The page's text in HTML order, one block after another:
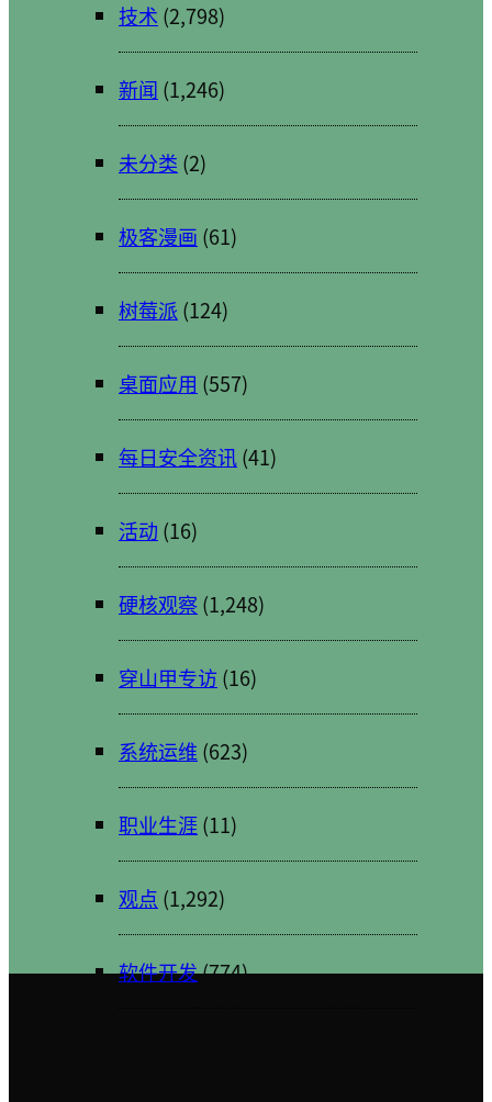
技术 (2,798)
新闻 (1,246)
未分类 (2)
极客漫画 (61)
树莓派 (124)
桌面应用 (557)
每日安全资讯(41)
活动 (16)
硬核观察 (1,248)
穿山甲专访(16)
系统运维 (623)
职业生涯(11)
观点 (1,292)
软件开发(774)